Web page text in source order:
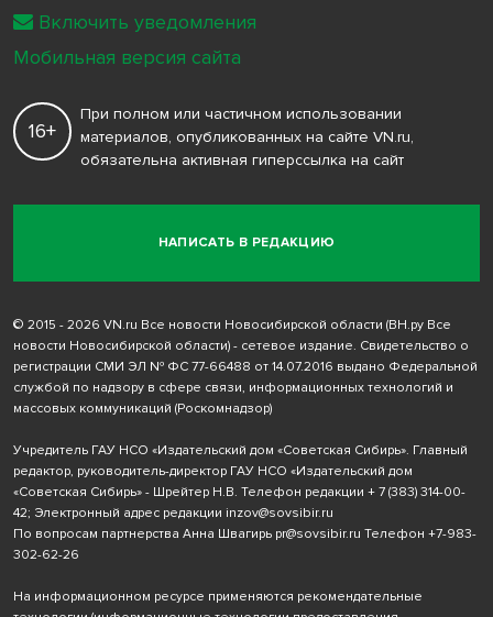
НАПИСАТЬ В РЕДАКЦИЮ
16+
При полном или частичном использовании
материалов, опубликованных на сайте VN.ru,
обязательна активная гиперссылка на сайт
© 2015 - 2026 VN.ru Все новости Новосибирской области (ВН.ру Все
новости Новосибирской области) - сетевое издание. Свидетельство о
регистрации СМИ ЭЛ № ФС 77-66488 от 14.07.2016 выдано Федеральной
службой по надзору в сфере связи, информационных технологий и
массовых коммуникаций (Роскомнадзор)
Учредитель ГАУ НСО «Издательский дом «Советская Сибирь». Главный
редактор, руководитель-директор ГАУ НСО «Издательский дом
«Советская Сибирь» - Шрейтер Н.В. Телефон редакции + 7 (383) 314-00-
42; Электронный адрес редакции inzov@sovsibir.ru
По вопросам партнерства Анна Швагирь pr@sovsibir.ru Телефон +7-983-
302-62-26
На информационном ресурсе применяются рекомендательные
Включить уведомления
Мобильная версия сайта